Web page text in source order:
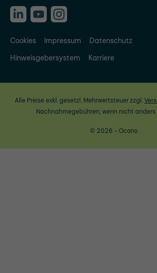
Cookies Impressum
Datenschutz
Hinweisgebersystem
Karriere
Alle Preise exkl. gesetzl. Mehrwertsteuer zzgl.
Nachnahmegebühren, wenn nicht
© 2026 - Ocono